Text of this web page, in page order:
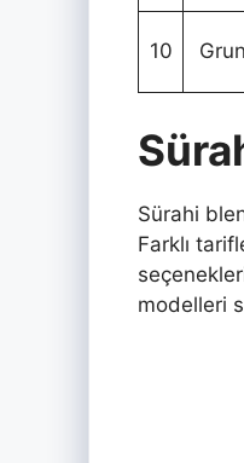
10
Sürahi
Farklı
modelleri